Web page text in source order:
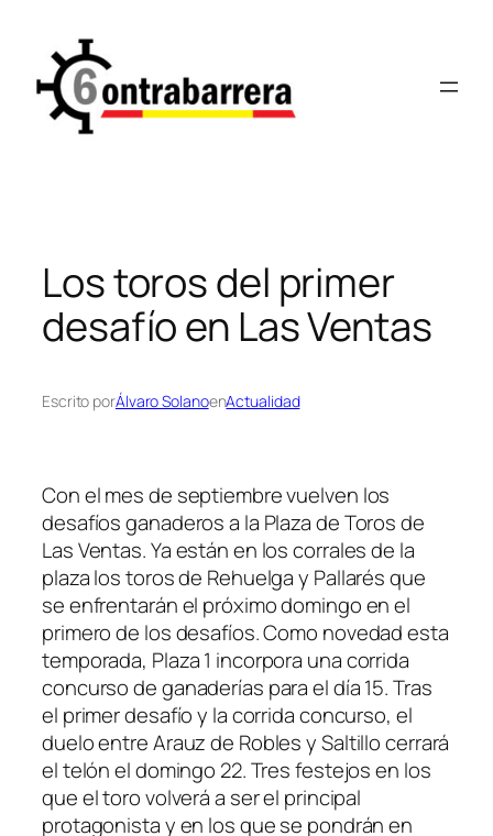
contenido
Los toros del primer
desafío en Las Ventas
Escrito porÁlvaro SolanoenActualidad
Con el mes de septiembre vuelven los
desafíos ganaderos a la Plaza de Toros de
Las Ventas. Ya están en los corrales de la
plaza los toros de Rehuelga y Pallarés que
se enfrentarán el próximo domingo en el
primero de los desafíos. Como novedad esta
temporada, Plaza 1 incorpora una corrida
concurso de ganaderías para el día 15. Tras
el primer desafío y la corrida concurso, el
duelo entre Arauz de Robles y Saltillo cerrará
el telón el domingo 22. Tres festejos en los
que el toro volverá a ser el principal
protagonista y en los que se pondrán en